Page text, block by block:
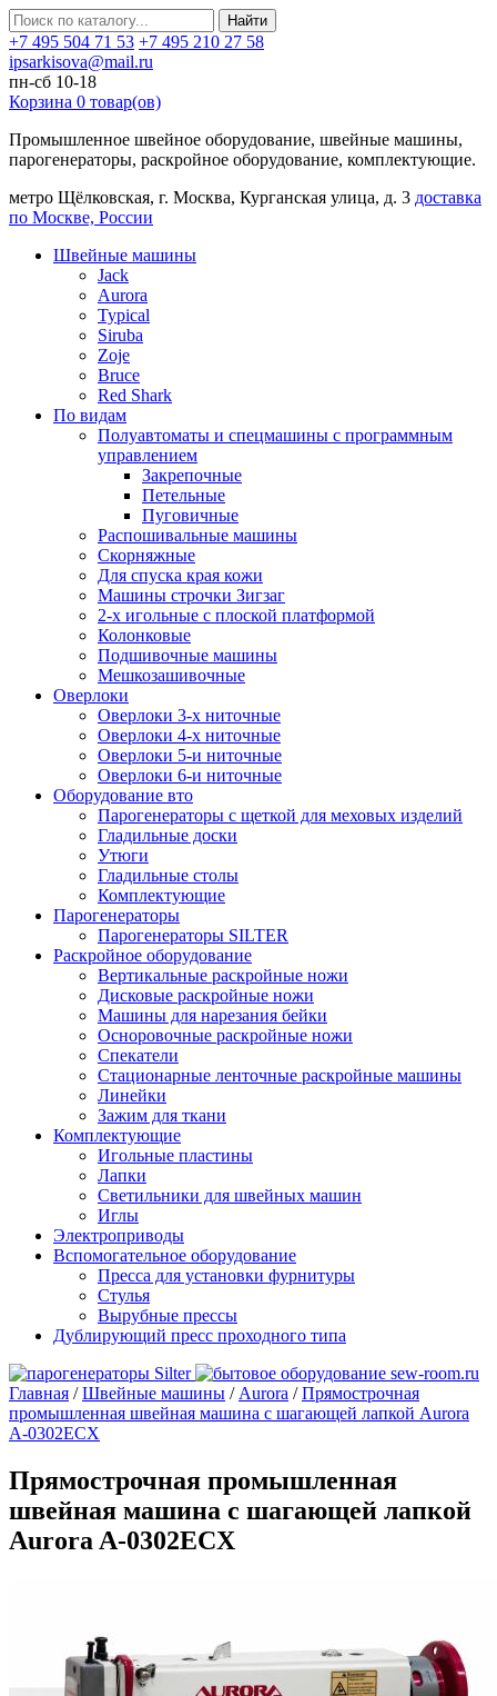
Найти
+7 495 504 71 53 +7 495 210 27 58
ipsarkisova@mail.ru
пн-сб 10-18
Корзина 0 товар(ов)
Промышленное швейное оборудование, швейные машины,
парогенераторы, раскройное оборудование, комплектующие.
метро Щёлковская, г. Москва, Курганская улица, д. 3 доставка
по Москве, России
Швейные машины
Jack
Aurora
Typical
Siruba
Zoje
Bruce
Red Shark
По видам
Полуавтоматы и спецмашины с программным
управлением
Закрепочные
Петельные
Пуговичные
Распошивальные машины
Скорняжные
Для спуска края кожи
Машины строчки Зигзаг
2-х игольные с плоской платформой
Колонковые
Подшивочные машины
Мешкозашивочные
Оверлоки
Оверлоки 3-х ниточные
Оверлоки 4-х ниточные
Оверлоки 5-и ниточные
Оверлоки 6-и ниточные
Оборудование вто
Парогенераторы с щеткой для меховых изделий
Гладильные доски
Утюги
Гладильные столы
Комплектующие
Парогенераторы
Парогенераторы SILTER
Раскройное оборудование
Вертикальные раскройные ножи
Дисковые раскройные ножи
Машины для нарезания бейки
Осноровочные раскройные ножи
Спекатели
Стационарные ленточные раскройные машины
Линейки
Зажим для ткани
Комплектующие
Игольные пластины
Лапки
Светильники для швейных машин
Иглы
Электроприводы
Вспомогательное оборудование
Пресса для установки фурнитуры
Стулья
Вырубные прессы
Дублирующий пресс проходного типа
Главная /Швейные машины / Aurora /Прямострочная
промышленная швейная машина с шагающей лапкой Aurora
A-0302ECX
Прямострочная промышленная
швейная машина с шагающей лапкой
Aurora A-0302ECX